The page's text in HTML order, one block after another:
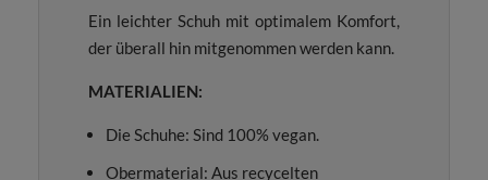
Ein leichter Schuh mit optimalem Komfort,
der überall hin mitgenommen werden kann.
MATERIALIEN:
Die Schuhe: Sind 100% vegan.
Obermaterial: Aus recycelten